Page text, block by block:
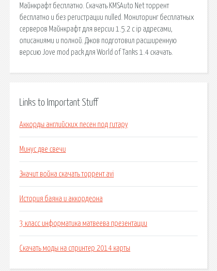
Майнкрафт бесплатно. Скачать KMSAuto Net торрент
бесплатно и без регистрации nulled. Мониторинг бесплатных
серверов Майнкрафт для версии 1.5.2 с ip адресами,
описаниями и полной. Джов подготовил расширенную
версию Jove mod pack для World of Tanks 1.4 скачать.
Links to Important Stuff
Аккорды английских песен под гитару
Минус две свечи
Значит война скачать торрент avi
История баяна и аккордеона
3 класс информатика матвеева презентации
Скачать моды на спринтер 2014 карты